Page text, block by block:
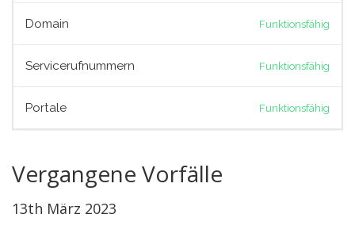
Domain Funktionsfähig
Servicerufnummern Funktionsfähig
Portale Funktionsfähig
Vergangene Vorfälle
13th März 2023